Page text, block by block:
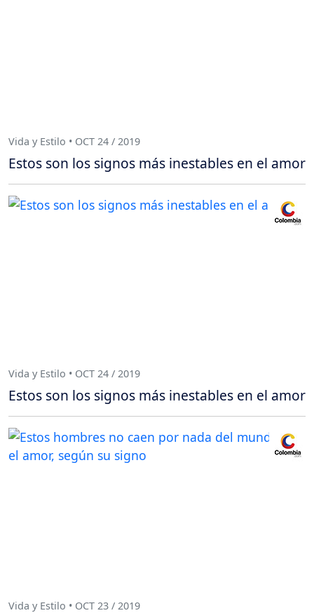
Vida y Estilo • OCT 24 / 2019
Estos son los signos más inestables en el amor
Vida y Estilo • OCT 24 / 2019
Estos son los signos más inestables en el amor
Vida y Estilo • OCT 23 / 2019